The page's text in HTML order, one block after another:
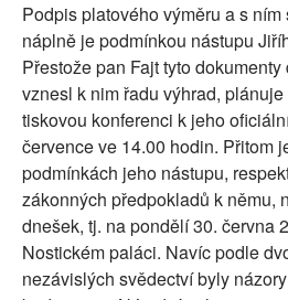
Podpis platového výměru a s
náplně je podmínkou nástupu
Přestože pan Fajt tyto
vznesl k nim řadu výhrad,
tiskovou konferenci k jeho
července ve 14.00 hodin. Přitom
podmínkách jeho nástupu,
zákonných předpokladů k němu,
dnešek, tj. na pondělí 30. června
Nostickém paláci. Navíc podle
nezávislých svědectví byly